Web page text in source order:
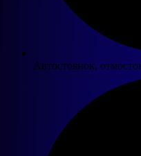
Автостоянок,